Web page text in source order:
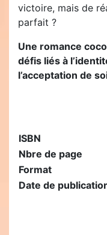
victoire, mais de
parfait ?
Une romance
défis liés à
l’acceptation de
ISBN
Nbre de page
Format
Date de